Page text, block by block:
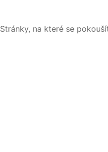
Stránky, na které se